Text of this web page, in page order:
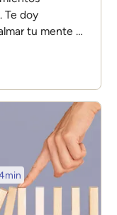
Te doy
tu mente y